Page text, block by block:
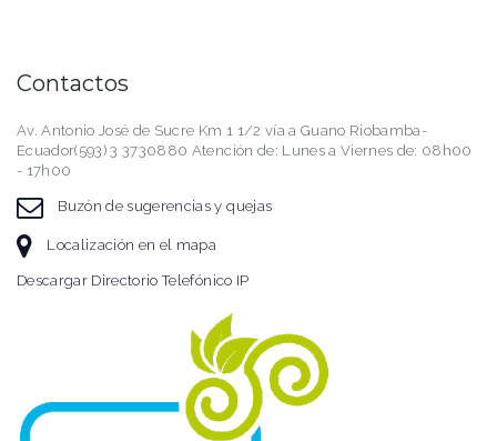
Contactos
Av. Antonio José de Sucre Km 1 1/2 vía a Guano Riobamba-
Ecuador(593) 3 3730880 Atención de: Lunes a Viernes de: 08h00
- 17h00
Buzón de sugerencias y quejas
Localización en el mapa
Descargar Directorio Telefónico IP